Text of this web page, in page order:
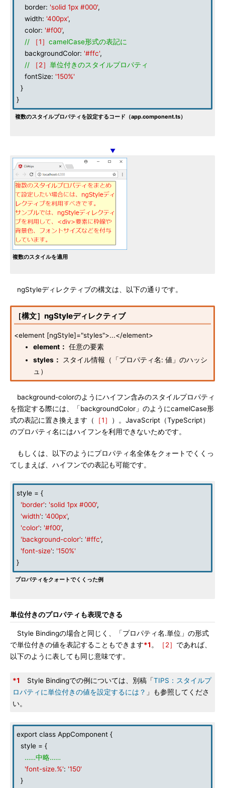
border: 'solid 1px #000',
width: '400px',
color: '#f00',
//
［1］ camelCase形式の表記に
backgroundColor: '#ffc',
//
［2］ 単位付きのスタイルプロパティ
fontSize: '150%'
}
}
複数のスタイルプロパティを設定するコード（app.component.ts）
▼
複数のスタイルを適用
ngStyleディレクティブの構文は、以下の通りです。
［構文］ngStyleディレクティブ
<element [ngStyle]="styles">...</element>
element： 任意の要素
styles：
スタイル情報（「プロパティ名: 値」のハッシ
ュ）
background-colorのようにハイフン含みのスタイルプロパティ
を指定する際には、「backgroundColor」のようにcamelCase形
式の表記に置き換えます（
［1］
）。JavaScript（TypeScript）
のプロパティ名にはハイフンを利用できないためです。
もしくは、以下のようにプロパティ名全体をクォートでくくっ
てしまえば、ハイフンでの表記も可能です。
style = {
'border': 'solid 1px #000',
'width': '400px',
'color': '#f00',
'background-color': '#ffc',
'font-size': '150%'
}
プロパティをクォートでくくった例
単位付きのプロパティも表現できる
Style Bindingの場合と同じく、「プロパティ名.単位」の形式
で単位付きの値を表記することもできます*1 。 ［2］ であれば、
以下のように表しても同じ意味です。
*1 Style Bindingでの例については、別稿「TIPS：スタイルプ
ロパティに単位付きの値を設定するには？ 」も参照してくださ
い。
export class AppComponent {
style = {
……中略……
'font-size.%': '150'
}